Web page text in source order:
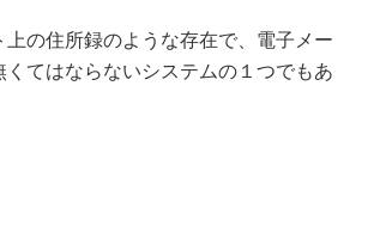
上の住所録のような存在で、電子メー
くてはならないシステムの１つでもあ